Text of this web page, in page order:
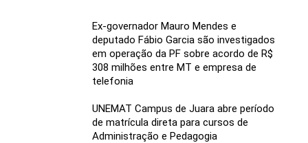
Ex-governador Mauro Mendes e
deputado Fábio Garcia são investigados
em operação da PF sobre acordo de R$
308 milhões entre MT e empresa de
telefonia
UNEMAT Campus de Juara abre período
de matrícula direta para cursos de
Administração e Pedagogia